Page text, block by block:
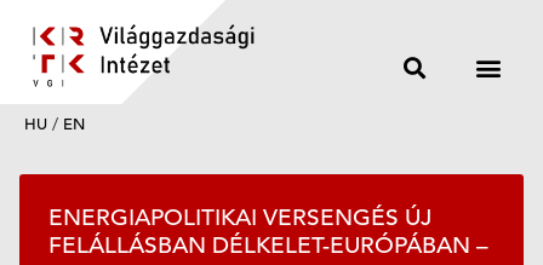
HU / EN
ENERGIAPOLITIKAI VERSENGÉS ÚJ
FELÁLLÁSBAN DÉLKELET-EURÓPÁBAN –